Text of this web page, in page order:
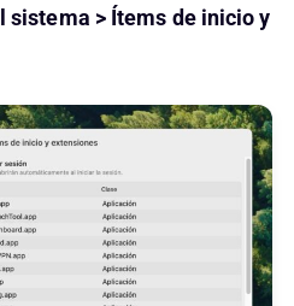
sistema > Ítems de inicio y